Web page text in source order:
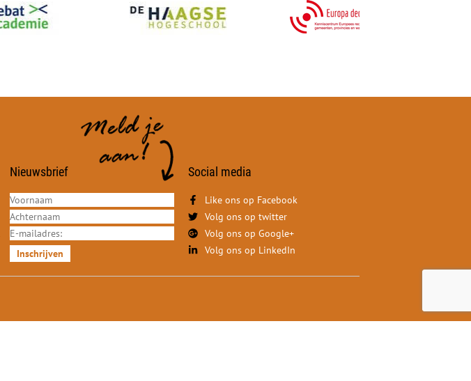
Nieuwsbrief
Inschrijven
Social media
Like ons op Facebook
Volg ons op twitter
Volg ons op Google+
Volg ons op LinkedIn